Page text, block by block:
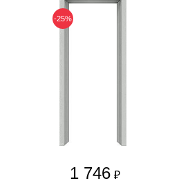
-25%
1 746 ₽